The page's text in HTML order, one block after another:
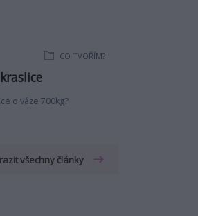
CO TVOŘÍM?
o váze 700kg?
všechny články